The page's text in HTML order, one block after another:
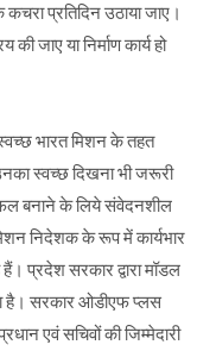
प्रतिदिन उठाया जाए।
जाए या निर्माण कार्य हो
भारत मिशन के तहत
स्वच्छ दिखना भी जरूरी
बनाने के लिये संवेदनशील
निदेशक के रूप में कार्यभार
प्रदेश सरकार द्वारा मॉडल
है। सरकार ओडीएफ प्लस
एवं सचिवों की जिम्मेदारी